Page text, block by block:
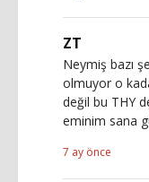
ZT
Neymiş bazı
olmuyor o
değil bu THY
eminim sana
7 ay önce